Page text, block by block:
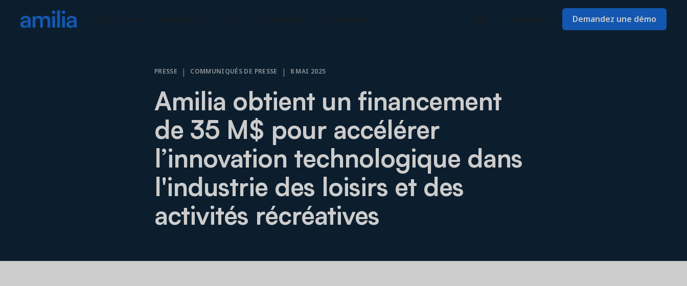
Demandez une démo
PRESSE | COMMUNIQUÉS DE PRESSE | 8 MAI 2025
Amilia obtient un financement
de 35 M$ pour accélérer
l’innovation technologique dans
l'industrie des loisirs et des
activités récréatives